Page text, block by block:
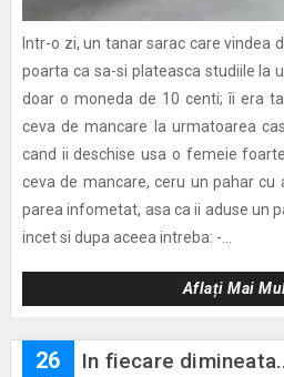
Intr-o zi, un tanar sarac care vindea
poarta ca sa-si plateasca studiile la
doar o moneda de 10 centi; îi era
ceva de mancare la urmatoarea
cand ii deschise usa o femeie
ceva de mancare, ceru un pahar cu
parea infometat, asa ca ii aduse un
incet si dupa aceea intreba: -...
Aflați Mai
26 In fiecare